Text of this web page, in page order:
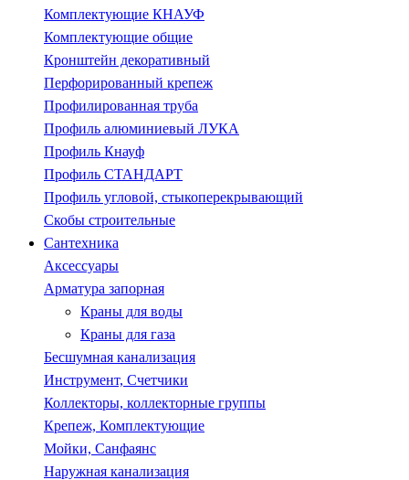
Комплектующие КНАУФ
Комплектующие общие
Кронштейн декоративный
Перфорированный крепеж
Профилированная труба
Профиль алюминиевый ЛУКА
Профиль Кнауф
Профиль СТАНДАРТ
Профиль угловой, стыкоперекрывающий
Скобы строительные
Сантехника
Аксессуары
Арматура запорная
Краны для воды
Краны для газа
Бесшумная канализация
Инструмент, Счетчики
Коллекторы, коллекторные группы
Крепеж, Комплектующие
Мойки, Санфаянс
Наружная канализация